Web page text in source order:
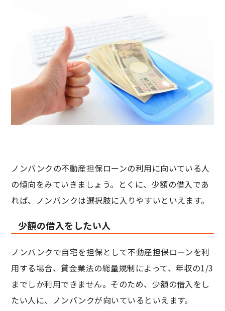
ノンバンクの不動産担保ローンの利用に向いている人
の傾向をみていきましょう。とくに、少額の借入であ
れば、ノンバンクは選択肢に入りやすいといえます。
少額の借入をしたい人
ノンバンクで自宅を担保として不動産担保ローンを利
用する場合、貸金業法の総量規制によって、年収の1/3
までしか利用できません。そのため、少額の借入をし
たい人に、ノンバンクが向いているといえます。